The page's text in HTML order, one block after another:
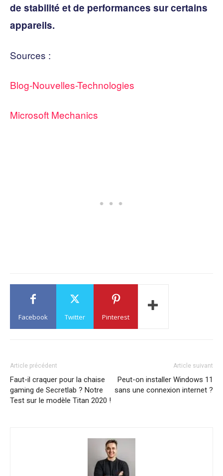
de stabilité et de performances sur certains
appareils.
Sources :
Blog-Nouvelles-Technologies
Microsoft Mechanics
Facebook Twitter Pinterest
Article précédent
Faut-il craquer pour la chaise
gaming de Secretlab ? Notre
Test sur le modèle Titan 2020 !
Article suivant
Peut-on installer Windows 11
sans une connexion internet ?